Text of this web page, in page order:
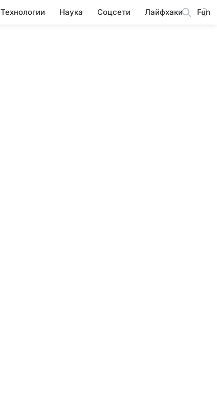
Технологии Наука Соцсети Лайфхаки Fun